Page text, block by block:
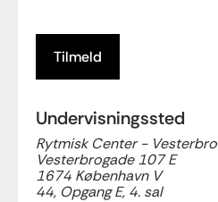
Tilmeld
Undervisningssted
Rytmisk Center - Vesterbro
Vesterbrogade 107 E
1674 København V
44, Opgang E, 4. sal